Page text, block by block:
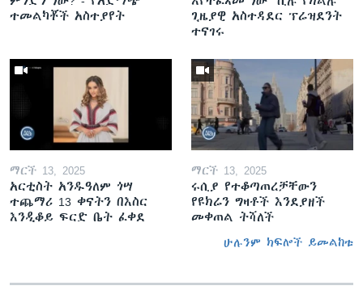
ተመልካቾች አስተያየት
ጊዜያዊ አስተዳደር ፕሬዝደንት
ተናገሩ
ማርች 13, 2025
አርቲስት አንዱዓለም ጎሣ
ተጨማሪ 13 ቀናትን በእስር
እንዲቆይ ፍርድ ቤት ፈቀደ
ማርች 13, 2025
ሩሲያ የተቆጣጠረቻቸውን
የዩክሬን ግዛቶች እንደያዘች
መቀጠል ትሻለች
ሁሉንም ክፍሎች ይመልከቱ